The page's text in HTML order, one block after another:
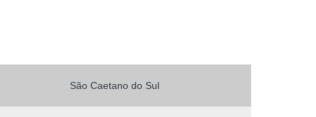
São Caetano do Sul